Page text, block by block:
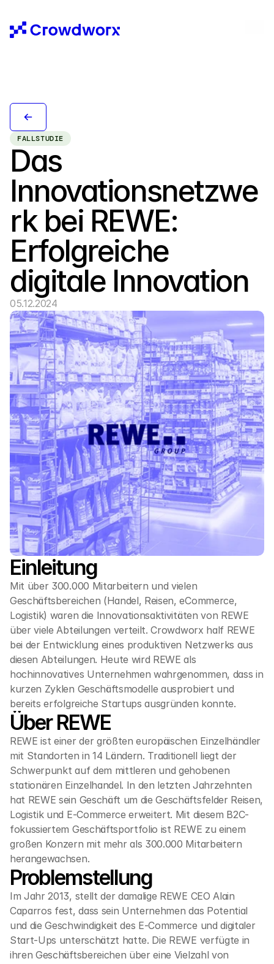
FALLSTUDIE
Das
Innovationsnetzwe
rk bei REWE:
Erfolgreiche
digitale Innovation
05.12.2024
Einleitung
Mit über 300.000 Mitarbeitern und vielen
Geschäftsbereichen (Handel, Reisen, eCommerce,
Logistik) waren die Innovationsaktivitäten von REWE
über viele Abteilungen verteilt. Crowdworx half REWE
bei der Entwicklung eines produktiven Netzwerks aus
diesen Abteilungen. Heute wird REWE als
hochinnovatives Unternehmen wahrgenommen, dass in
kurzen Zyklen Geschäftsmodelle ausprobiert und
bereits erfolgreiche Startups ausgründen konnte.
Über REWE
REWE ist einer der größten europäischen Einzelhändler
mit Standorten in 14 Ländern. Traditionell liegt der
Schwerpunkt auf dem mittleren und gehobenen
stationären Einzelhandel. In den letzten Jahrzehnten
hat REWE sein Geschäft um die Geschäftsfelder Reisen,
Logistik und E-Commerce erweitert. Mit diesem B2C-
fokussiertem Geschäftsportfolio ist REWE zu einem
großen Konzern mit mehr als 300.000 Mitarbeitern
herangewachsen.
Problemstellung
Im Jahr 2013, stellt der damalige REWE CEO Alain
Caparros fest, dass sein Unternehmen das Potential
und die Geschwindigkeit des E-Commerce und digitaler
Start-Ups unterschätzt hatte. Die REWE verfügte in
ihren Geschäftsbereichen über eine Vielzahl von